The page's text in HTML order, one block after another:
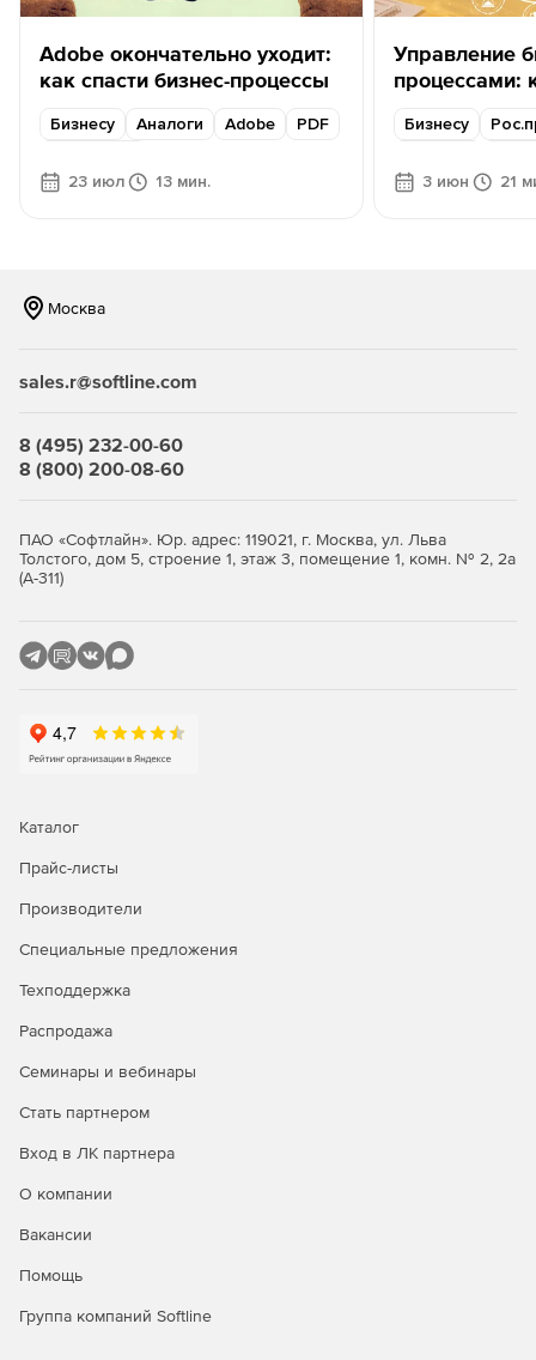
Adobe окончательно уходит:
как спасти бизнес-процессы
Бизнесу Аналоги Adobe
PDF
23 июл
13 мин.
Управление
процессами:
задачах
Бизнесу
3 июн
21
Москва
sales.r@softline.com
8 (495) 232-00-60
8 (800) 200-08-60
ПАО «Софтлайн». Юр. адрес: 119021, г. Москва, ул. Льва
Толстого, дом 5, строение 1, этаж 3, помещение 1, комн. № 2, 2а
(А-311)
Каталог
Прайс-листы
Производители
Специальные предложения
Техподдержка
Распродажа
Семинары и вебинары
Стать партнером
Вход в ЛК партнера
О компании
Вакансии
Помощь
Группа компаний Softline